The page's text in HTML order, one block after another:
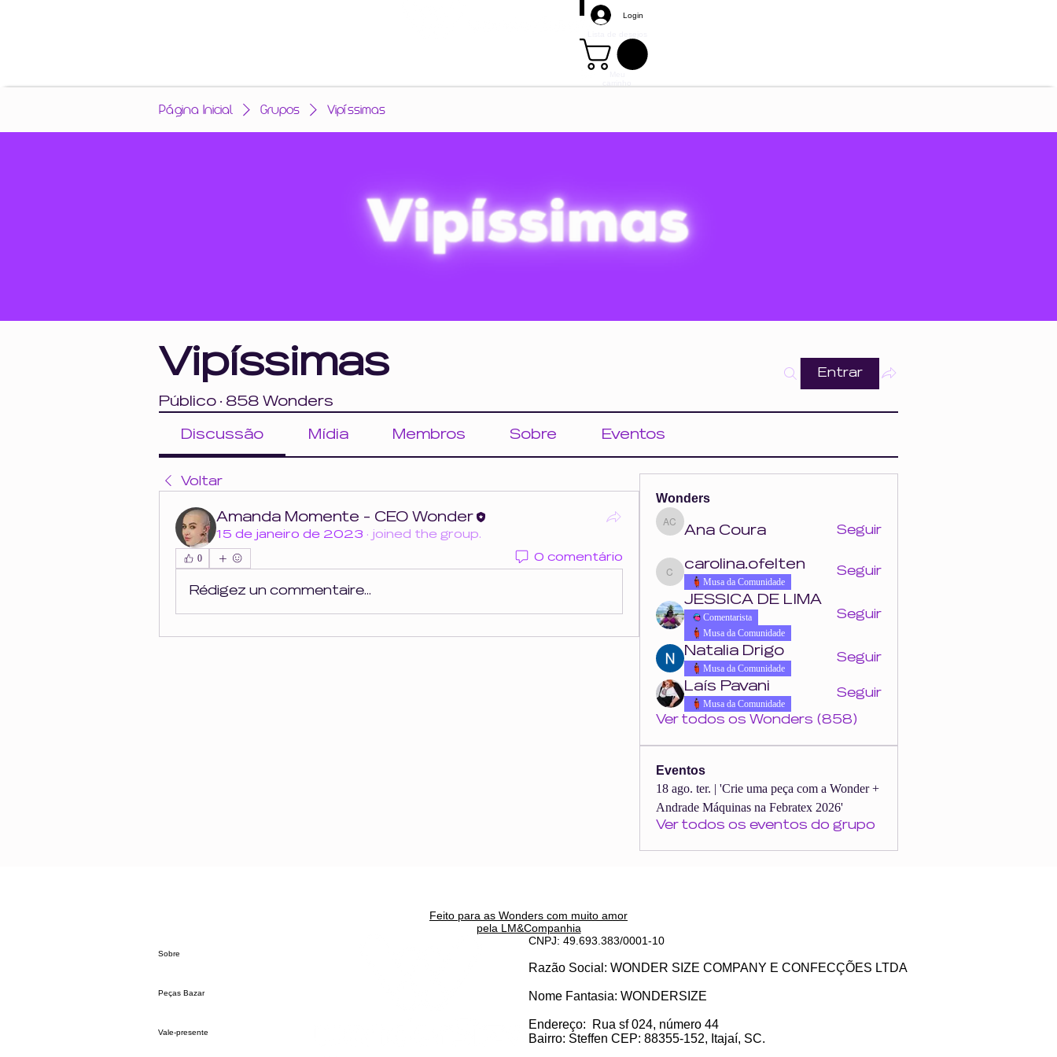
Login
Página Inicial Grupos Vipíssimas
Vipíssimas
Público · 858 Wonders
Entrar
Discussão Mídia Membros Sobre Eventos
Voltar
Amanda Momente - CEO Wonder
15 de janeiro de 2023 · joined the group.
0 0 comentário
Rédigez un commentaire...
Wonders
Ana Coura
Ana Coura Seguir
carolina.ofelten
carolina.ofelten
Musa da Comunidade
Seguir
JESSICA DE LIMA
Comentarista
Musa da Comunidade
Seguir
Natalia Drigo
Musa da Comunidade
Seguir
Laís Pavani
Musa da Comunidade
Seguir
Ver todos os Wonders (858)
Eventos
18 ago. ter. | 'Crie uma peça com a Wonder +
Andrade Máquinas na Febratex 2026'
Ver todos os eventos do grupo
Feito para as Wonders com muito amor
pela LM&Companhia
Sobre
Peças Bazar
Vale-presente
CNPJ: 49.693.383/0001-10
Razão Social: WONDER SIZE COMPANY E CONFECÇÕES LTDA
Nome Fantasia: WONDERSIZE
Endereço:
Rua sf 024, número 44
Bairro: Steffen CEP: 88355-152, Itajaí, SC.